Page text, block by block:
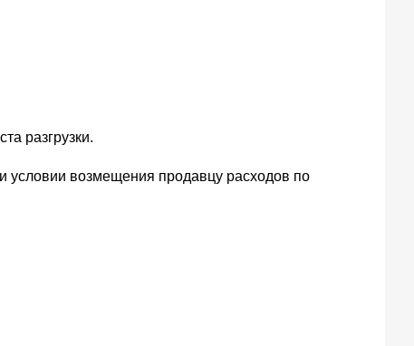
разгрузки.
условии возмещения продавцу расходов по